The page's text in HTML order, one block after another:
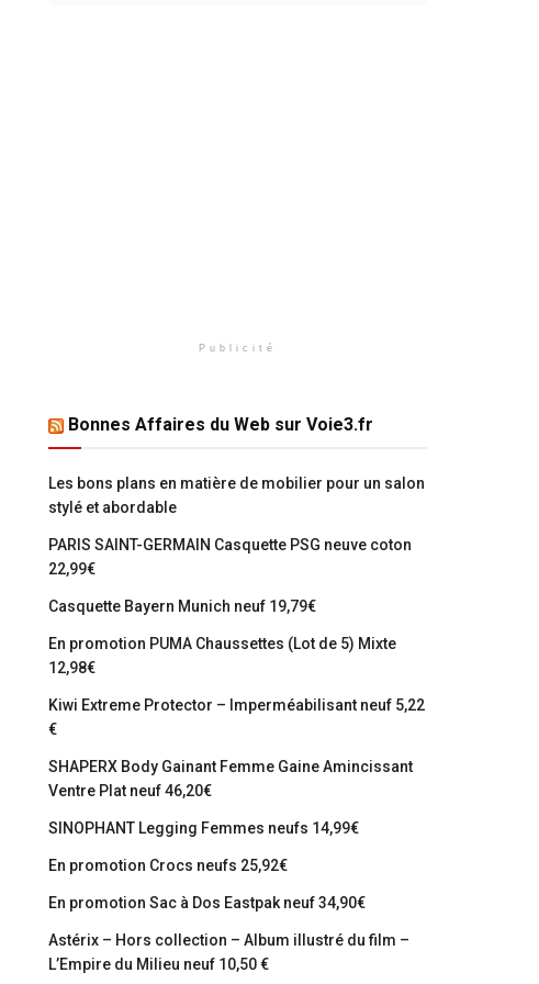
Publicité
Bonnes Affaires du Web sur Voie3.fr
Les bons plans en matière de mobilier pour un salon
stylé et abordable
PARIS SAINT-GERMAIN Casquette PSG neuve coton
22,99€
Casquette Bayern Munich neuf 19,79€
En promotion PUMA Chaussettes (Lot de 5) Mixte
12,98€
Kiwi Extreme Protector – Imperméabilisant neuf 5,22
€
SHAPERX Body Gainant Femme Gaine Amincissant
Ventre Plat neuf 46,20€
SINOPHANT Legging Femmes neufs 14,99€
En promotion Crocs neufs 25,92€
En promotion Sac à Dos Eastpak neuf 34,90€
Astérix – Hors collection – Album illustré du film –
L’Empire du Milieu neuf 10,50 €